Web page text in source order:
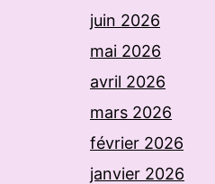
juin 2026
mai 2026
avril 2026
mars 2026
février 2026
janvier 2026